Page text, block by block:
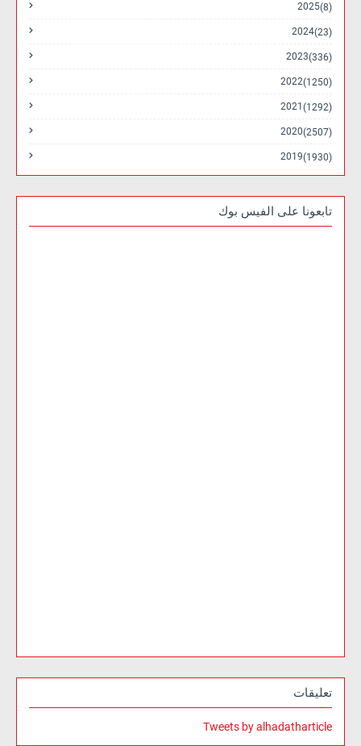
2025 (8)
2024 (23)
2023 (336)
2022 (1250)
2021 (1292)
2020 (2507)
2019 (1930)
تابعونا على الفيس بوك
تعليقات
Tweets by alhadatharticle